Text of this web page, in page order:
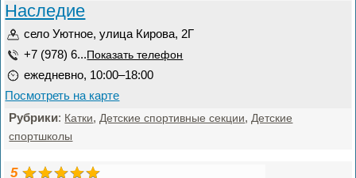
Наследие
село Уютное, улица Кирова, 2Г
+7 (978) 6... Показать телефон
ежедневно, 10:00–18:00
Посмотреть на карте
Рубрики: Катки, Детские спортивные секции, Детские
спортшколы
5